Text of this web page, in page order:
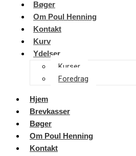
Bøger
Om Poul Henning
Kontakt
Kurv
Ydelser
Kurser
Foredrag
Hjem
Brevkasser
Bøger
Om Poul Henning
Kontakt